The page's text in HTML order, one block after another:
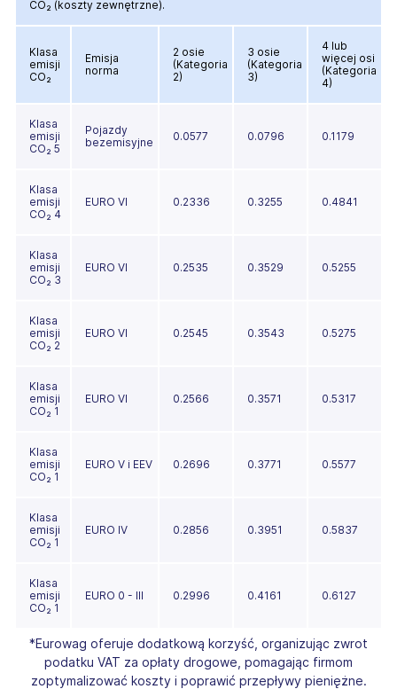
CO₂ (koszty zewnętrzne).
Klasa
emisji
CO₂
Emisja
norma
2 osie
(Kategoria
2)
3 osie
(Kategoria
3)
4 lub
więcej osi
(Kategoria
4)
Klasa
emisji
CO₂ 5
Pojazdy
bezemisyjne
0.0577 0.0796 0.1179
Klasa
emisji
CO₂ 4
EURO VI 0.2336 0.3255 0.4841
Klasa
emisji
CO₂ 3
EURO VI 0.2535 0.3529 0.5255
Klasa
emisji
CO₂ 2
EURO VI 0.2545 0.3543 0.5275
Klasa
emisji
CO₂ 1
EURO VI 0.2566 0.3571 0.5317
Klasa
emisji
CO₂ 1
EURO V i EEV 0.2696 0.3771 0.5577
Klasa
emisji
CO₂ 1
EURO IV 0.2856 0.3951 0.5837
Klasa
emisji
CO₂ 1
EURO 0 - III 0.2996 0.4161 0.6127
*Eurowag oferuje dodatkową korzyść, organizując zwrot
podatku VAT za opłaty drogowe, pomagając firmom
zoptymalizować koszty i poprawić przepływy pieniężne.